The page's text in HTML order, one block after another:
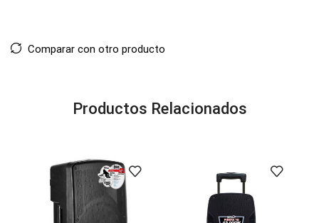
Comparar con otro producto
Productos Relacionados